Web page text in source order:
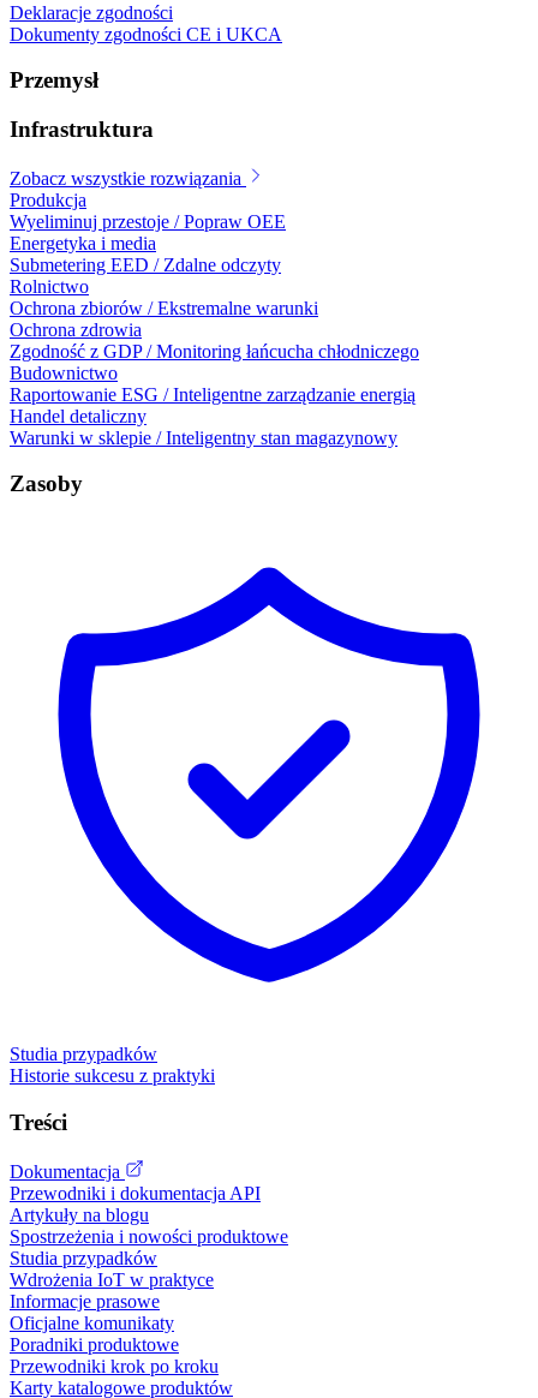
Deklaracje zgodności
Dokumenty zgodności CE i UKCA
Przemysł
Infrastruktura
Zobacz wszystkie rozwiązania
Produkcja
Wyeliminuj przestoje / Popraw OEE
Energetyka i media
Submetering EED / Zdalne odczyty
Rolnictwo
Ochrona zbiorów / Ekstremalne warunki
Ochrona zdrowia
Zgodność z GDP / Monitoring łańcucha chłodniczego
Budownictwo
Raportowanie ESG / Inteligentne zarządzanie energią
Handel detaliczny
Warunki w sklepie / Inteligentny stan magazynowy
Zasoby
Studia przypadków
Historie sukcesu z praktyki
Treści
Dokumentacja
Przewodniki i dokumentacja API
Artykuły na blogu
Spostrzeżenia i nowości produktowe
Studia przypadków
Wdrożenia IoT w praktyce
Informacje prasowe
Oficjalne komunikaty
Poradniki produktowe
Przewodniki krok po kroku
Karty katalogowe produktów